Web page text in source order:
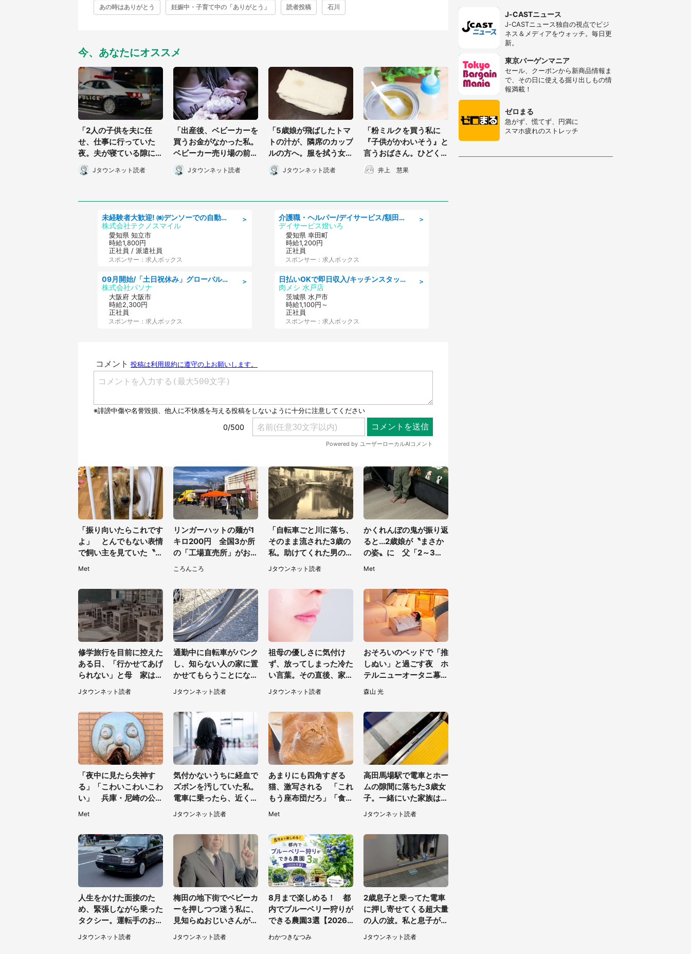
あの時はありがとう 妊娠中・子育て中の「ありがとう」 読者投稿 石川
今、あなたにオススメ
「2人の子供を夫に任
せ、仕事に行っていた
夜。夫が寝ている隙に2
歳の我が子が居なくな
り...」（北海道・40代
Jタウンネット読者
「出産後、ベビーカーを
買うお金がなかった私。
ベビーカー売り場の前
で、赤ちゃん連れの母親
から...」（神奈川県・5
Jタウンネット読者
「5歳娘が飛ばしたトマ
トの汁が、隣席のカップ
ルの方へ。服を拭う女性
にすぐさま謝罪したけれ
ど...」（千葉県・30代
Jタウンネット読者
「粉ミルクを買う私に
『子供がかわいそう』と
言うおばさん。ひどく傷
つき、その場を離れよう
とすると...」（群馬県・
井上 慧果
＞
未経験者大歓迎! ㈱デンソーでの自動車部品の組立作業 denso aichi
株式会社テクノスマイル
愛知県 知立市
時給1,800円
正社員 / 派遣社員
スポンサー：求人ボックス
＞
09月開始/「土日祝休み」グローバル企業での産業保健のお仕事/保健師/高時給/残業なし/服装自由
株式会社パソナ
大阪府 大阪市
時給2,300円
正社員
スポンサー：求人ボックス
＞
介護職・ヘルパー/デイサービス/額田郡幸田町/JR東海道本線 幸田/愛知県
デイサービス燈いろ
愛知県 幸田町
時給1,200円
正社員
スポンサー：求人ボックス
＞
日払いOKで即日収入/キッチンスタッフ/デリバリー業務など、自己成長可能な幅広い仕事に挑戦!髪型自由&ピアス・ネイルOK/茨城県/水戸市
肉メシ 水戸店
茨城県 水戸市
時給1,100円～
正社員
スポンサー：求人ボックス
「振り向いたらこれです
よ」 とんでもない表情
で飼い主を見ていた〝変
Met
リンガーハットの麺が1
キロ200円 全国3か所
の「工場直売所」がお得
て来た人も
ころんころ
「自転車ごと川に落ち、
そのまま流された3歳の
私。助けてくれた男の子
が私の母に言ったの
は...」（千葉県・20代
Jタウンネット読者
かくれんぼの鬼が振り返
ると...2歳娘が〝まさか
の姿〟に 父「2～3分
Met
修学旅行を目前に控えた
ある日、「行かせてあげ
られない」と母 家は貧
しく、私は納得したけれ
ど...（北海道・70代以
Jタウンネット読者
通勤中に自転車がパンク
し、知らない人の家に置
かせてもらうことになっ
た私。帰りに取りに行く
と、なんと...（東京都・
Jタウンネット読者
祖母の優しさに気付け
ず、放ってしまった冷た
い言葉。その直後、家の
テーブルの上で見つけた
ものは（福岡県・30代
Jタウンネット読者
おそろいのベッドで「推
しぬい」と過ごす夜 ホ
テルニューオータニ幕張
で「ぬい活宿泊プラン」
開始【8／8～3／31】
森山 光
「夜中に見たら失神す
る」「こわいこわいこわ
い」 兵庫・尼崎の公園
Met
気付かないうちに経血で
ズボンを汚していた私。
電車に乗ったら、近くの
女性客が小さな声で（千
葉県・10代女性）
Jタウンネット読者
あまりにも四角すぎる
猫、激写される 「これ
もう座布団だろ」「食パ
Met
高田馬場駅で電車とホー
ムの隙間に落ちた3歳女
子。一緒にいた家族はど
うすることもできなく
て...（埼玉県・50代女
Jタウンネット読者
人生をかけた面接のた
め、緊張しながら乗った
タクシー。運転手のおじ
さんが、スーツ姿の私を
見て...（福岡県・30代
Jタウンネット読者
梅田の地下街でベビーカ
ーを押しつつ迷う私に、
見知らぬおじいさんがわ
ざわざ声をかけてきて
（兵庫県・30代女性）
Jタウンネット読者
8月まで楽しめる！ 都
内でブルーベリー狩りが
できる農園3選【2026
わかつきなつみ
2歳息子と乗ってた電車
に押し寄せてくる超大量
の人の波。私と息子が絶
叫していると、若いカッ
プルの乗客が...（東京
Jタウンネット読者
あまりにも四角すぎる猫、激写され
る 「これもう座布団だろ」「食パ
ンの耳」と1.4万人困惑
「修学旅行に途中参加する娘を送っ
て行ったら、真っ暗な道で遭難状
態。なんとか見つけた民家に助けを
求めると、住人の男性が...」
「孫にあげると思って、あなたにこ
れをあげる」 真夏の山道で見知ら
ぬお婆さんに握らされたもの（山口
県・30代女性）
J-CASTニュース
J-CASTニュース独自の視点でビジ
ネス＆メディアをウォッチ。毎日更
新。
東京バーゲンマニア
セール、クーポンから新商品情報ま
で、その日に使える掘り出しもの情
報満載！
ゼロまる
急がず、慌てず、円満に
スマホ疲れのストレッチ